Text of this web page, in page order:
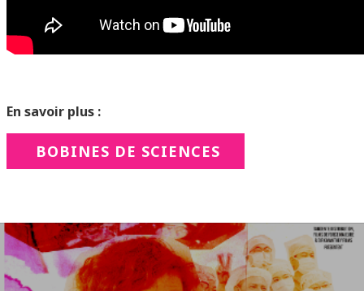
En savoir plus :
BOBINES DE SCIENCES